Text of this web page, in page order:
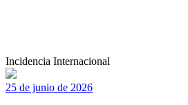
Incidencia Internacional
25 de junio de 2026